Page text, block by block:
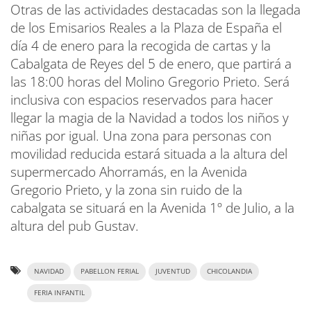
Otras de las actividades destacadas son la llegada
de los Emisarios Reales a la Plaza de España el
día 4 de enero para la recogida de cartas y la
Cabalgata de Reyes del 5 de enero, que partirá a
las 18:00 horas del Molino Gregorio Prieto. Será
inclusiva con espacios reservados para hacer
llegar la magia de la Navidad a todos los niños y
niñas por igual. Una zona para personas con
movilidad reducida estará situada a la altura del
supermercado Ahorramás, en la Avenida
Gregorio Prieto, y la zona sin ruido de la
cabalgata se situará en la Avenida 1º de Julio, a la
altura del pub Gustav.
NAVIDAD PABELLON FERIAL JUVENTUD CHICOLANDIA
FERIA INFANTIL